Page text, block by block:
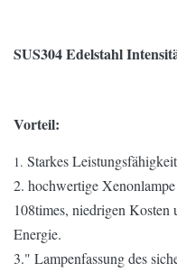
SUS304 Edelstahl
Vorteil:
1. Starkes
2. hochwertige
108times, niedrigen Kosten
Energie.
3." Lampenfassung des